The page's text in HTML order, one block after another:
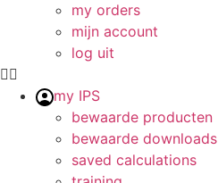
my orders
mijn account
log uit
my IPS
bewaarde producten
bewaarde downloads
saved calculations